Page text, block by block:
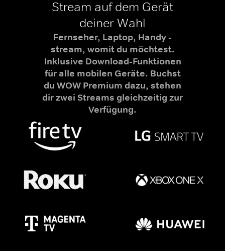
Stream auf dem Gerät
deiner Wahl
Fernseher, Laptop, Handy -
stream, womit du möchtest.
Inklusive Download-Funktionen
für alle mobilen Geräte. Buchst
du WOW Premium dazu, stehen
dir zwei Streams gleichzeitig zur
Verfügung.